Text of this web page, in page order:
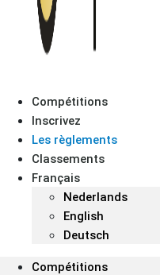
Compétitions
Inscrivez
Les règlements
Classements
Français
Nederlands
English
Deutsch
Compétitions